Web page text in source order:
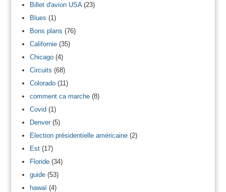
Billet d'avion USA(23)
Blues (1)
Bons plans (76)
Californie(35)
Chicago(4)
Circuits (68)
Colorado(11)
comment ca marche(8)
Covid(1)
Denver(5)
Election présidentielle américaine(2)
Est(17)
Floride(34)
guide(53)
hawaï(4)